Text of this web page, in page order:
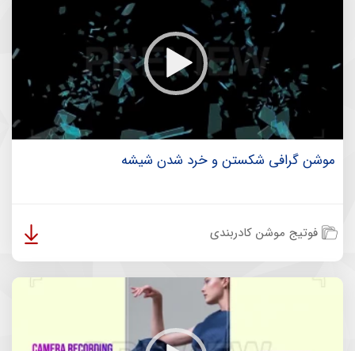
موشن گرافی شکستن و خرد شدن شیشه
فوتیج موشن کادربندی